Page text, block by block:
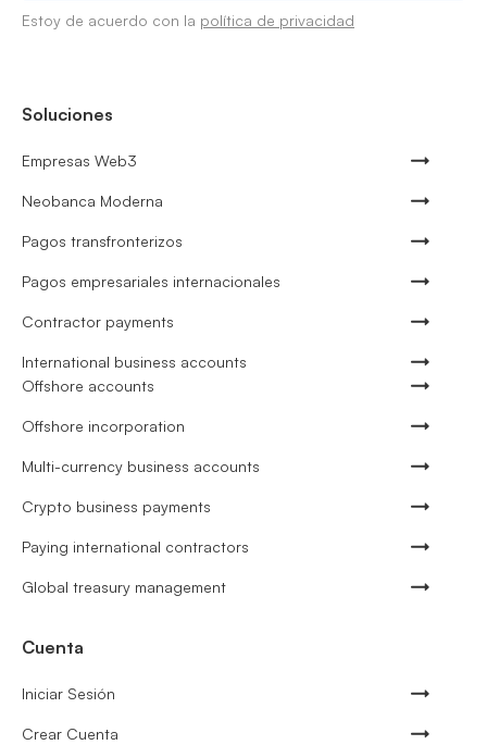
Estoy de acuerdo con la política de privacidad
Soluciones
Empresas Web3
Neobanca Moderna
Pagos transfronterizos
Pagos empresariales internacionales
Contractor payments
International business accounts
Offshore accounts
Offshore incorporation
Multi-currency business accounts
Crypto business payments
Paying international contractors
Global treasury management
Cuenta
Iniciar Sesión
Crear Cuenta